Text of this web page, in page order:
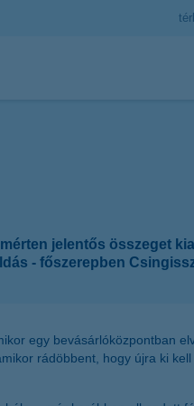
jelentős összeget
- főszerepben
egy bevásárlóközpontban
rádöbbent, hogy újra ki